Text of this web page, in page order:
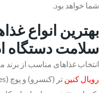
شما خواهد بود.
بهترین انواع
سلامت دستگاه
انتخاب غذاهای مناسب از
رویال کنین